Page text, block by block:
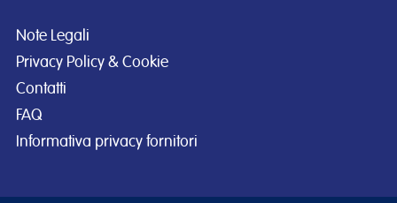
Note Legali
Privacy Policy & Cookie
Contatti
FAQ
Informativa privacy fornitori